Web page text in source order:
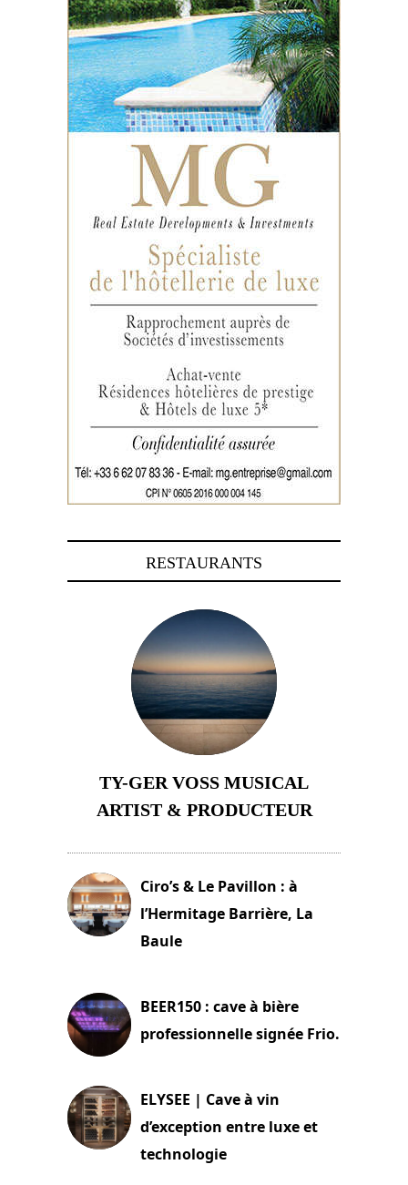
RESTAURANTS
TY-GER VOSS MUSICAL
ARTIST & PRODUCTEUR
Ciro’s & Le Pavillon : à
l’Hermitage Barrière, La
Baule
BEER150 : cave à bière
professionnelle signée Frio.
ELYSEE | Cave à vin
d’exception entre luxe et
technologie